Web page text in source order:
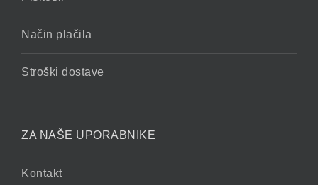
Način plačila
Stroški dostave
ZA NAŠE UPORABNIKE
Kontakt